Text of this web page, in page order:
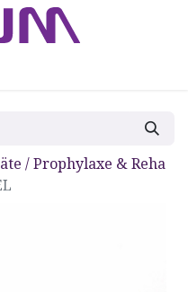
/ Prophylaxe & Reha